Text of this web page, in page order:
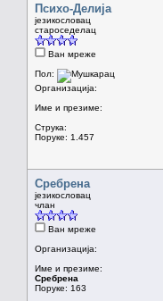
Психо-Делија
језикословац
староседелац
Ван мреже
Пол:
Организација:
Име и презиме:
Струка:
Поруке: 1.457
Сребрена
језикословац
члан
Ван мреже
Организација:
Име и презиме:
Сребрена
Поруке: 163